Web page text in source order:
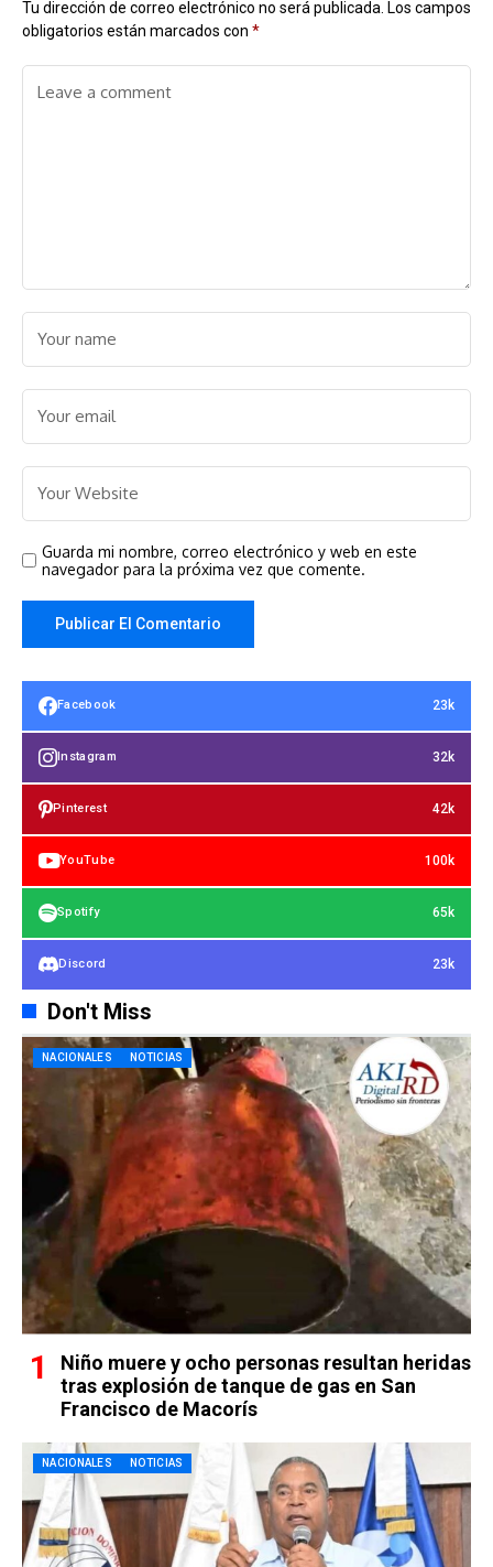
Tu dirección de correo electrónico no será publicada. Los campos
obligatorios están marcados con *
Guarda mi nombre, correo electrónico y web en este
navegador para la próxima vez que comente.
Facebook 23k
Instagram 32k
Pinterest 42k
YouTube 100k
Spotify 65k
Discord 23k
Don't Miss
NACIONALES NOTICIAS
Niño muere y ocho personas resultan heridas
tras explosión de tanque de gas en San
Francisco de Macorís
NACIONALES NOTICIAS